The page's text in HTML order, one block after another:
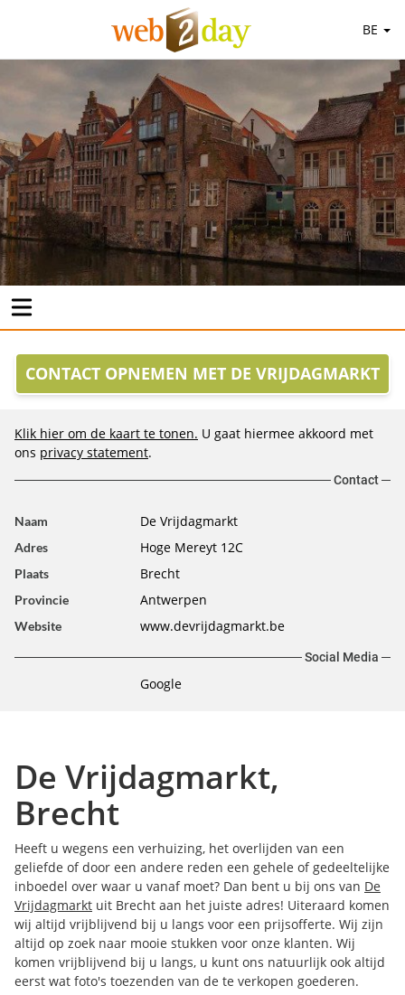
BE
CONTACT OPNEMEN MET DE VRIJDAGMARKT
Klik hier om de kaart te tonen. U gaat hiermee akkoord met
ons privacy statement.
Contact
Naam De Vrijdagmarkt
Adres Hoge Mereyt 12C
Plaats Brecht
Provincie Antwerpen
Website www.devrijdagmarkt.be
Social Media
Google
De Vrijdagmarkt,
Brecht
Heeft u wegens een verhuizing, het overlijden van een
geliefde of door een andere reden een gehele of gedeeltelijke
inboedel over waar u vanaf moet? Dan bent u bij ons van De
Vrijdagmarkt uit Brecht aan het juiste adres! Uiteraard komen
wij altijd vrijblijvend bij u langs voor een prijsofferte. Wij zijn
altijd op zoek naar mooie stukken voor onze klanten. Wij
komen vrijblijvend bij u langs, u kunt ons natuurlijk ook altijd
eerst wat foto's toezenden van de te verkopen goederen.